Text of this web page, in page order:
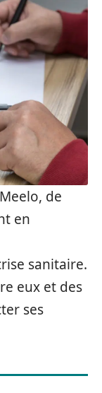
de
en
sanitaire.
eux et des
ses